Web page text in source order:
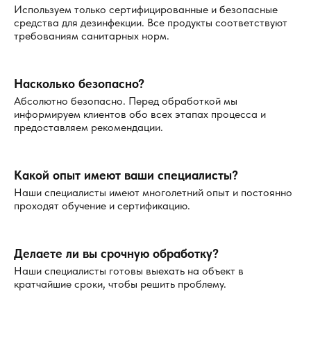
Используем только сертифицированные и безопасные
средства для дезинфекции. Все продукты соответствуют
требованиям санитарных норм.
Насколько безопасно?
Абсолютно безопасно. Перед обработкой мы
информируем клиентов обо всех этапах процесса и
предоставляем рекомендации.
Какой опыт имеют ваши специалисты?
Наши специалисты имеют многолетний опыт и постоянно
проходят обучение и сертификацию.
Делаете ли вы срочную обработку?
Наши специалисты готовы выехать на объект в
кратчайшие сроки, чтобы решить проблему.